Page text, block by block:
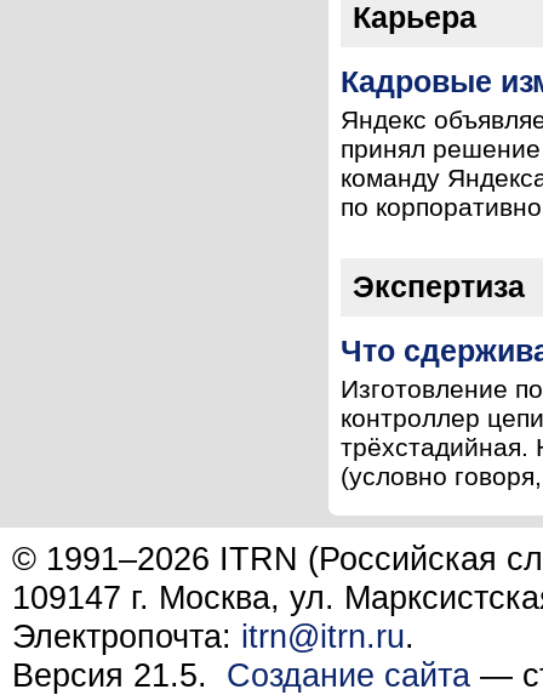
Карьера
Кадровые
Яндекс
принял решение
команду
по
Экспертиза
Что
Изготовление
контроллер
трёхстадийная.
(условно
© 1991–2026 ITRN (Российская
109147 г. Москва, ул.
Электропочта: itrn@itrn.ru.
Версия 21.5. Создание сайта —